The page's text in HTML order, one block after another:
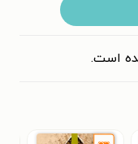
است.